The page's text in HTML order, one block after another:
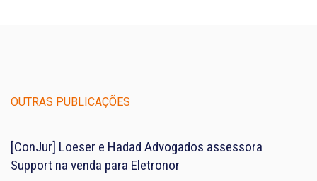
OUTRAS PUBLICAÇÕES
[ConJur] Loeser e Hadad Advogados assessora
Support na venda para Eletronor